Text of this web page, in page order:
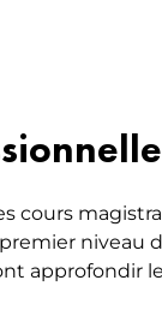
cours
niveau
approfondir